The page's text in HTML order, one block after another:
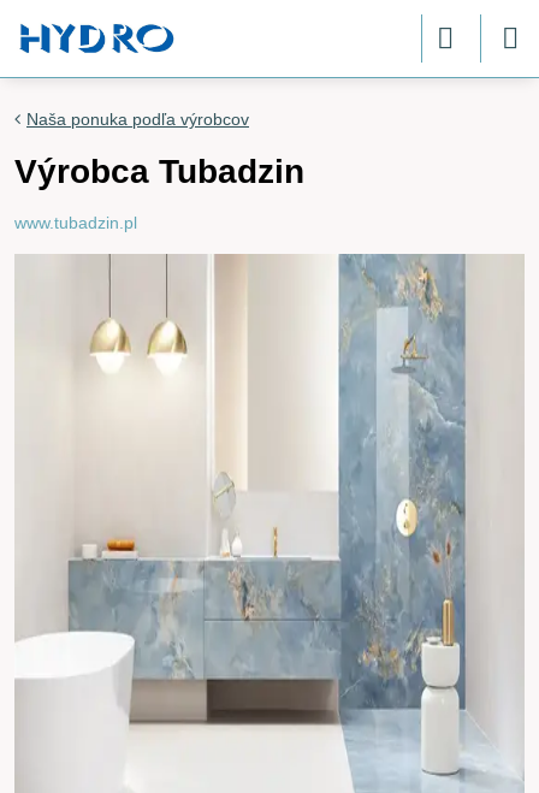
Naša ponuka podľa výrobcov
Výrobca Tubadzin
www.tubadzin.pl